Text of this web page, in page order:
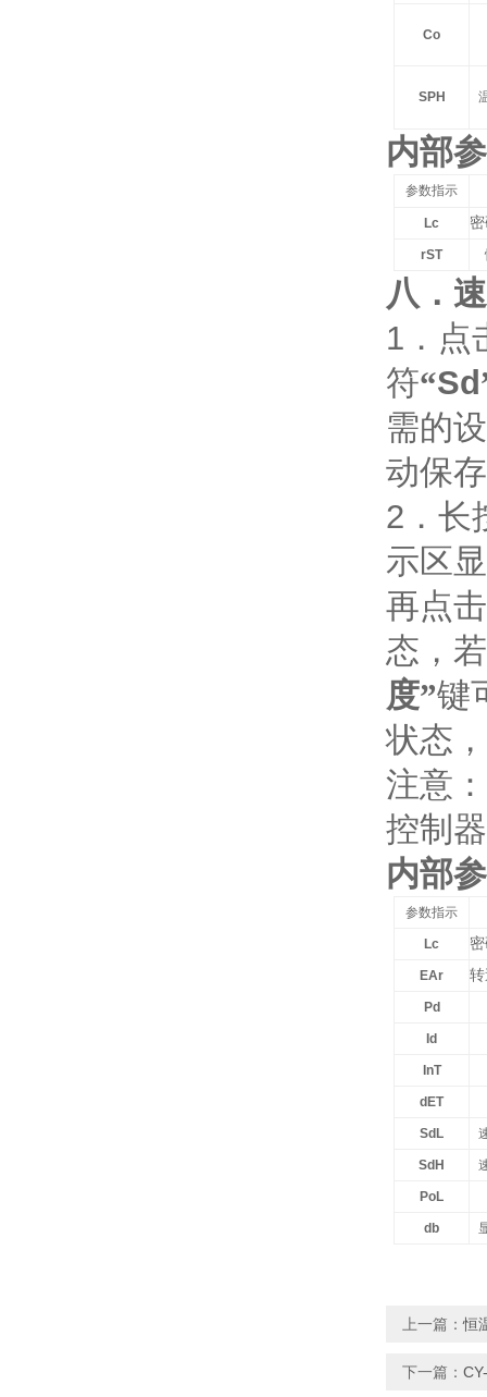
Co
SPH
内部
参数指示
Lc
rST
八．
1 ．点
符“Sd
需的
动保
2 ．长
示区
再点击
态，
度”键
状
注意
控制
内部
参数指示
Lc
EAr
Pd
Id
InT
dET
SdL
SdH
PoL
db
上一篇：恒
下一篇：